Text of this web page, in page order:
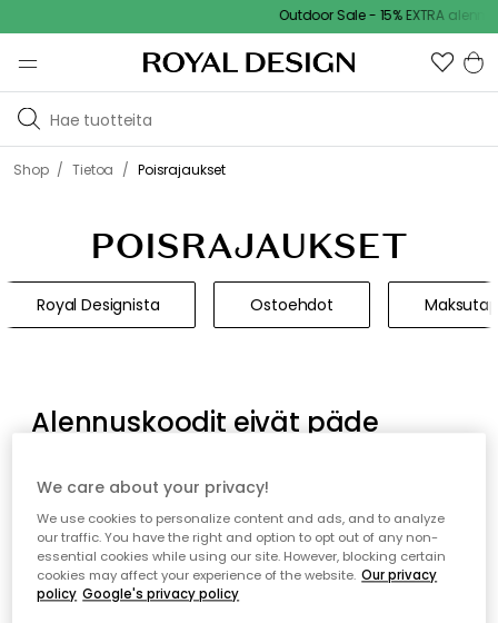
Outdoor Sale - 15% EXTRA
Shop / Tietoa / Poisrajaukset
POISRAJAUKSET
Royal Designista Ostoehdot
Alennuskoodit eivät päde
muuta erikseen todeta:
Crème Atelier
Mateus
String
Fiam
We care about your privacy!
We use cookies to personalize content and ads, and to analyze
our traffic. You have the right and option to opt out of any non-
essential cookies while using our site. However, blocking certain
cookies may affect your experience of the website. Our privacy
policy Google's privacy policy